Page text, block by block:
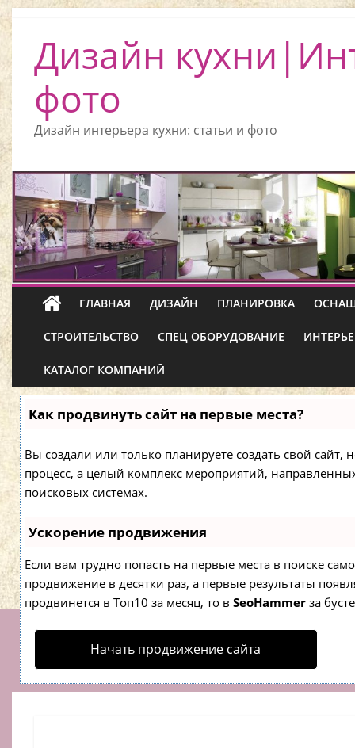
Дизайн
фото
Дизайн интерьера кухни: статьи и фото
ГЛАВНАЯ ДИЗАЙН ПЛАНИРОВКА
СТРОИТЕЛЬСТВО СПЕЦ ОБОРУДОВАНИЕ
КАТАЛОГ КОМПАНИЙ
Как продвинуть сайт на первые места?
Вы создали или только планируете создать свой сайт,
процесс, а целый комплекс мероприятий,
поисковых системах.
Ускорение продвижения
Если вам трудно попасть на первые места в поиске
продвижение в десятки раз, а первые результаты
продвинется в Топ10 за месяц, то в SeoHammerза
Начать продвижение сайта